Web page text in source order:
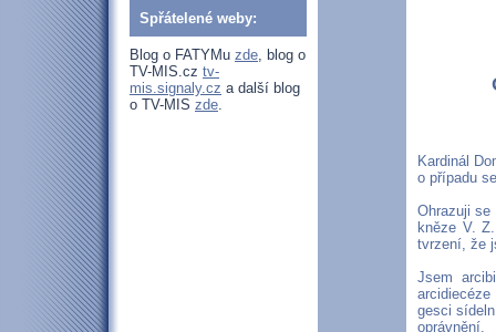
Spřátelené weby:
Blog o FATYMu zde, blog o
TV-MIS.cz tv-
mis.signaly.cz a další blog
o TV-MIS zde.
Kardinál
o případu
Ohrazuji se
kněze V.
tvrzení, že
Jsem
gesci
oprávnění.